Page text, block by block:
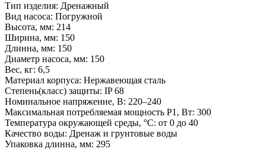
Тип изделия: Дренажный
Вид насоса: Погружной
Высота, мм: 214
Ширина, мм: 150
Длинна, мм: 150
Диаметр насоса, мм: 150
Вес, кг: 6,5
Материал корпуса: Нержавеющая сталь
Степень(класс) защиты: IP 68
Номинальное напряжение, В: 220–240
Максимальная потребляемая мощность Р1, Вт: 300
Температура окружающей среды, °C: от 0 до 40
Качество воды: Дренаж и грунтовые воды
Упаковка длинна, мм: 295